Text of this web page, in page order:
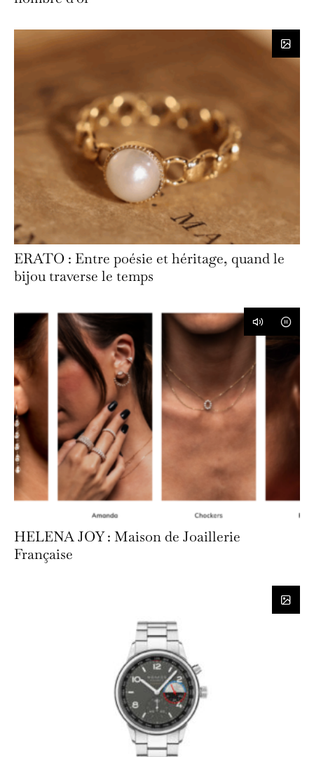
ERATO : Entre poésie et héritage, quand le
bijou traverse le temps
HELENA JOY : Maison de Joaillerie
Française